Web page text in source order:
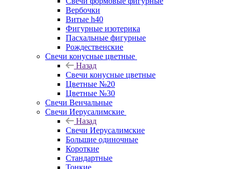
Вербочки
Витые h40
Фигурные изотерика
Пасхальные фигурные
Рождественские
Свечи конусные цветные
Назад
Свечи конусные цветные
Цветные №20
Цветные №30
Свечи Венчальные
Свечи Иерусалимские
Назад
Свечи Иерусалимские
Большие одиночные
Короткие
Стандартные
Тонкие